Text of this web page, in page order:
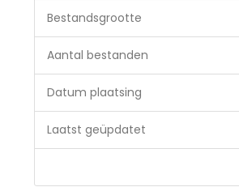
Bestandsgrootte
Aantal bestanden
Datum plaatsing
Laatst geüpdatet